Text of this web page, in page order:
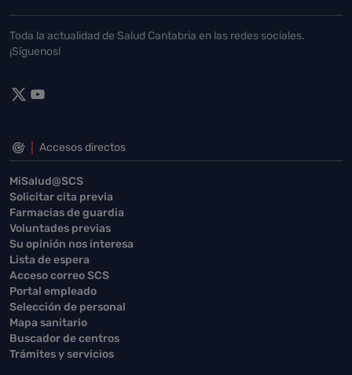
Toda la actualidad de Salud Cantabria en las redes sociales.
¡Síguenos!
Accesos directos
MiSalud@SCS
Solicitar cita previa
Farmacias de guardia
Voluntades previas
Su opinión nos interesa
Lista de espera
Acceso correo SCS
Portal empleado
Selección de personal
Mapa sanitario
Buscador de centros
Trámites y servicios